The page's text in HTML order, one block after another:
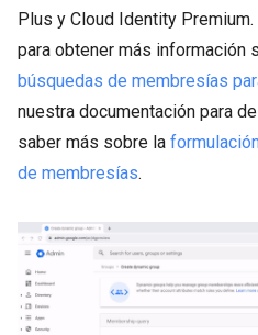
Plus y Cloud Identity
para obtener más información
búsquedas de membresías
nuestra documentación para
saber más sobre la
de membresías.